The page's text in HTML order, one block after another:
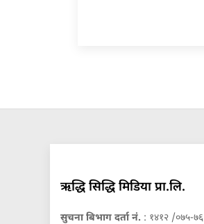
ऋद्धि सिद्धि मिडिया प्रा.लि.
सुचना बिभाग दर्ता नं. : १४१२ /०७५-७६